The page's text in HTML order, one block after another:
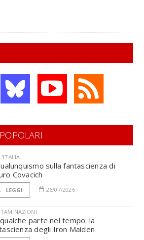
sulla fantascienza di
Covacich
LEGGI 26/07/2026
parte nel tempo: la
degli Iron Maiden